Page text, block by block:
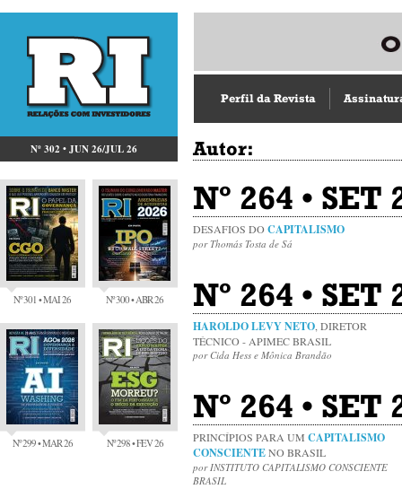
Nº 302 • JUN 26/JUL 26
Nº 301 • MAI 26 Nº 300 • ABR 26
Nº 299 • MAR 26 Nº 298 • FEV 26
Perfil da Revista
Autor:
Nº 264 •
DESAFIOS DOCAPITALISMO
por Thomás Tosta de Sá
Nº 264 •
HAROLDO LEVY NETO , DIRETOR
TÉCNICO - APIMEC BRASIL
por Cida Hess e Mônica Brandão
Nº 264 •
PRINCÍPIOS PARA UM CAPITALISMO
CONSCIENTENO BRASIL
por INSTITUTO CAPITALISMO CONSCIENTE
BRASIL